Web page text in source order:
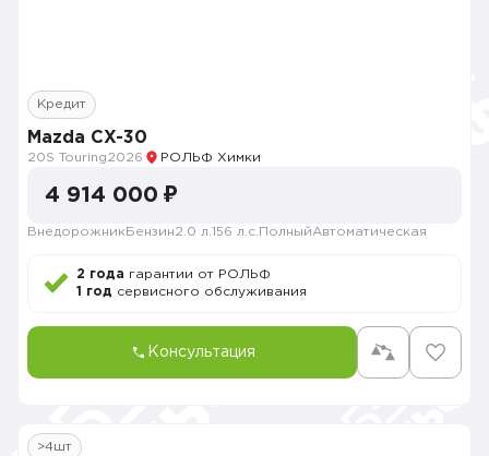
Кредит
Mazda CX-30
20S Touring2026 РОЛЬФ Химки
4 914 000 ₽
Внедорожник Бензин2.0 л. 156 л.с. ПолныйАвтоматическая
2 года гарантии от РОЛЬФ
1 год сервисного обслуживания
Консультация
>4шт